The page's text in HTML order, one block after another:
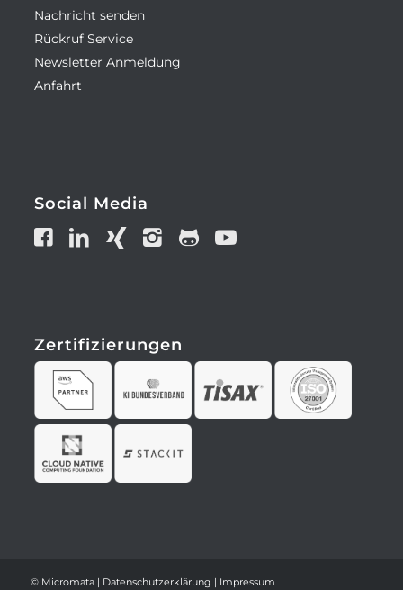
Kontakt
Anfahrt
Zertifizierungen